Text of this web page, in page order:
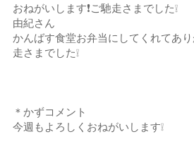
おねがいします❗ご馳走さまでした❕
由紀さん
かんばす食堂お弁当にしてくれてあ
走さまでした❕
＊かずコメント
今週もよろしくおねがいします❕